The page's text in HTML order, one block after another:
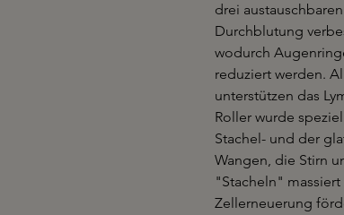
drei
Durchblutung
wodurch
reduziert werden.
unterstützen das
Roller wurde
Stachel- und der
Wangen, die Stirn
"Stacheln" massiert
Zellerneuerung